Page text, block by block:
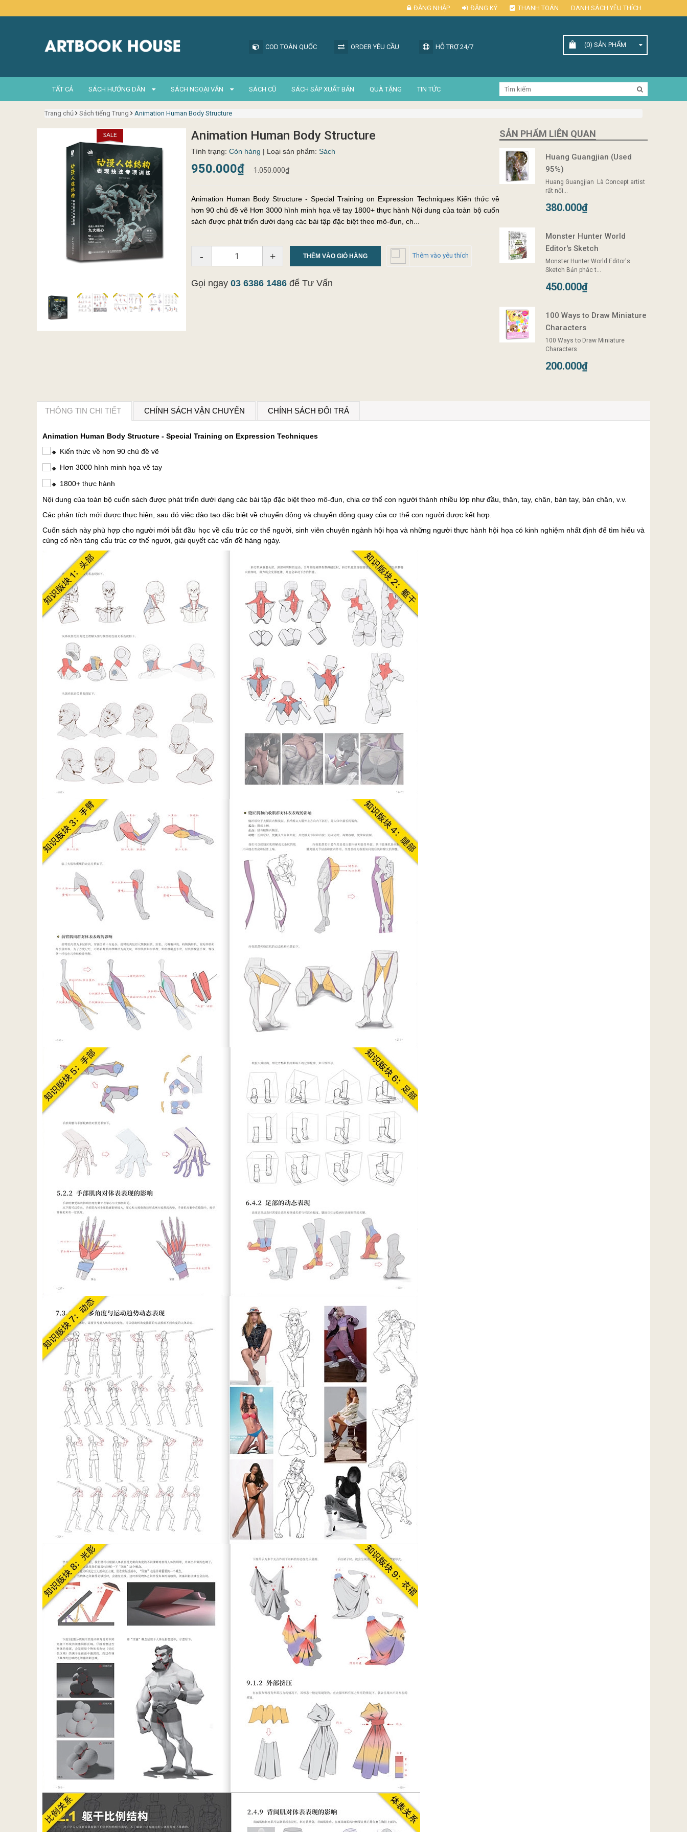
ĐĂNG NHẬP ĐĂNG KÝ THANH TOÁN DANH SÁCH YÊU THÍCH
COD TOÀN QUỐC ORDER YÊU CẦU HỖ TRỢ 24/7 (0) SẢN PHẨM
TẤT CẢ SÁCH HƯỚNG DẪN SÁCH NGOẠI VĂN SÁCH CŨ SÁCH SẮP XUẤT BẢN QUÀ TẶNG TIN TỨC
Trang chủ Sách tiếng Trung Animation Human Body Structure
Animation Human Body Structure
Tình trạng: Còn hàng | Loại sản phẩm: Sách
950.000₫ 1.050.000₫
Animation Human Body Structure - Special Training on Expression Techniques Kiến thức về
hơn 90 chủ đề vẽ Hơn 3000 hình minh họa vẽ tay 1800+ thực hành Nội dung của toàn bộ cuốn
sách được phát triển dưới dạng các bài tập đặc biệt theo mô-đun, ch...
- + THÊM VÀO GIỎ HÀNG Thêm vào yêu thích
Gọi ngay 03 6386 1486để Tư Vấn
SẢN PHẨM LIÊN QUAN
Huang Guangjian (Used
95%)
Huang Guangjian Là Concept artist
rất nổi...
380.000₫
Monster Hunter World
Editor's Sketch
Monster Hunter World Editor's
Sketch Bản phác t...
450.000₫
100 Ways to Draw Miniature
Characters
100 Ways to Draw Miniature
Characters
200.000₫
THÔNG TIN CHI TIẾT CHÍNH SÁCH VẬN CHUYỂN CHÍNH SÁCH ĐỔI TRẢ
Animation Human Body Structure - Special Training on Expression Techniques
Kiến thức về hơn 90 chủ đề vẽ
Hơn 3000 hình minh họa vẽ tay
1800+ thực hành
Nội dung của toàn bộ cuốn sách được phát triển dưới dạng các bài tập đặc biệt theo mô-đun, chia cơ thể con người thành nhiều lớp như đầu, thân, tay, chân, bàn tay, bàn chân, v.v.
Các phân tích mới được thực hiện, sau đó việc đào tạo đặc biệt về chuyển động và chuyển động quay của cơ thể con người được kết hợp.
Cuốn sách này phù hợp cho người mới bắt đầu học về cấu trúc cơ thể người, sinh viên chuyên ngành hội họa và những người thực hành hội họa có kinh nghiệm nhất định để tìm hiểu và
củng cố nền tảng cấu trúc cơ thể người, giải quyết các vấn đề hàng ngày.